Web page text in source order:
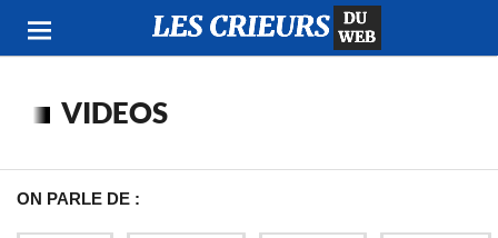
VIDEOS
ON PARLE DE :